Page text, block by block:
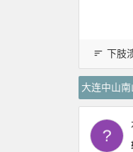
下肢